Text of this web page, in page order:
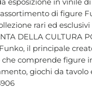
di figure
rari ed
DELLA CULTURA
il principale
comprende figure
giochi da tavolo